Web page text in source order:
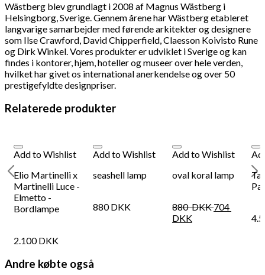
Wästberg blev grundlagt i 2008 af Magnus Wästberg i
Helsingborg, Sverige. Gennem årene har Wästberg etableret
langvarige samarbejder med førende arkitekter og designere
som Ilse Crawford, David Chipperfield, Claesson Koivisto Rune
og Dirk Winkel. Vores produkter er udviklet i Sverige og kan
findes i kontorer, hjem, hoteller og museer over hele verden,
hvilket har givet os international anerkendelse og over 50
prestigefyldte designpriser.
Relaterede produkter
Add to Wishlist
Elio Martinelli x
Martinelli Luce -
Elmetto -
Bordlampe
2.100DKK
Add to Wishlist
seashell lamp
880DKK
Add to Wishlist
oval koral lamp
880DKK 704
DKK
Andre købte også